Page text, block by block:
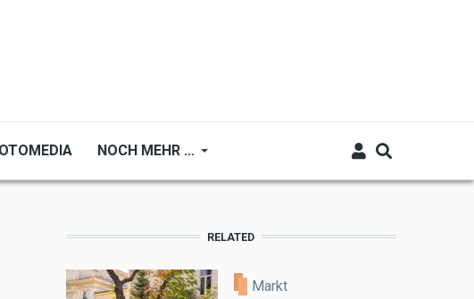
NOCH MEHR ...
RELATED
Markt